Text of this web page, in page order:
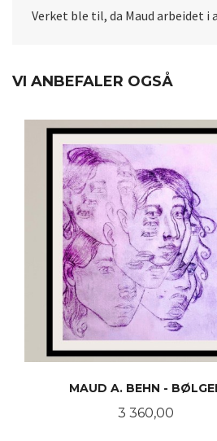
Verket ble til, da Maud arbeidet
VI ANBEFALER OGSÅ
MAUD A. BEHN -
Pris
3 360,00